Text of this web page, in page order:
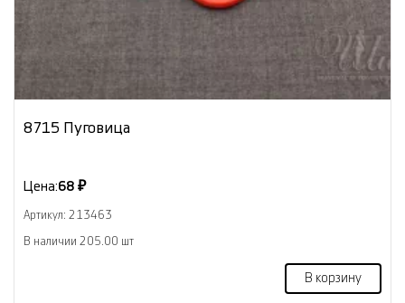
8715 Пуговица
Цена:68 ₽
Артикул: 213463
В наличии 205.00 шт
В корзину